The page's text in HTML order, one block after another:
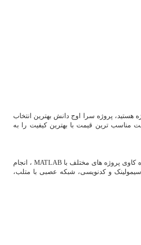
پروژه سرا اوج دانش بهترین انتخاب
مناسب ترین قیمت با بهترین کیفیت را به
پروژه های مختلف با MATLAB ، انجام
و کدنویسی، شبکه عصبی با متلب،